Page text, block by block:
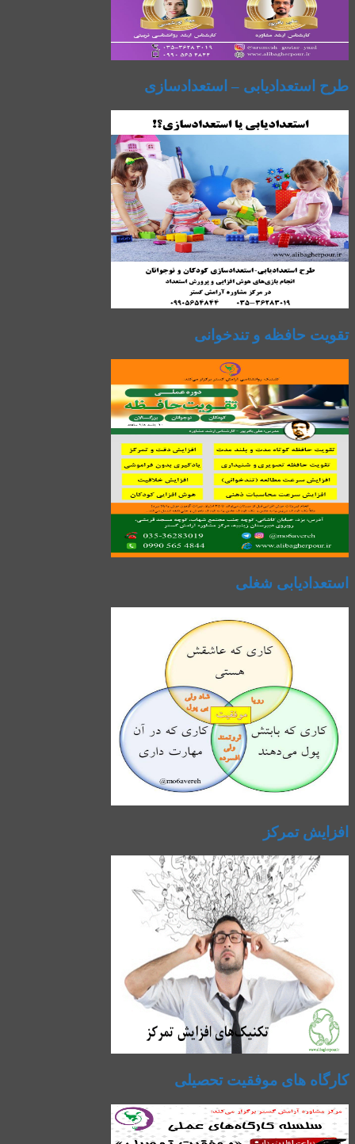
طرح استعدادیابی – استعدادسازی
تقویت حافظه و تندخوانی
استعدادیابی شغلی
افزایش تمرکز
کارگاه های موفقیت تحصیلی